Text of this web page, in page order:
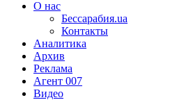
О нас
Бессарабия.ua
Контакты
Аналитика
Архив
Реклама
Агент 007
Видео